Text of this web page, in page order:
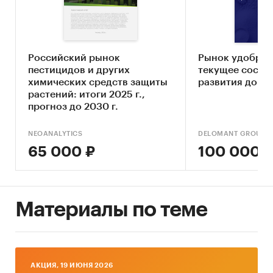
Составление прогноза развития рынка до
Основные блоки исследования:
Ключевые компоненты рынка
минеральных удобрений
Экономические характеристики рынка
Влияние макросреды
Оценка степени конкуренции
Прогнозы отрасли
Источники информации:
Российский рынок
пестицидов и других
химических средств защиты
растений: итоги 2025 г.,
прогноз до 2030 г.
NEOANALYTICS
65 000 ₽
Рынок
текущее
развития до
DELOMANT GROUP
100 000 ₽
Материалы по теме
AКЦИЯ, 19 ИЮНЯ 2026